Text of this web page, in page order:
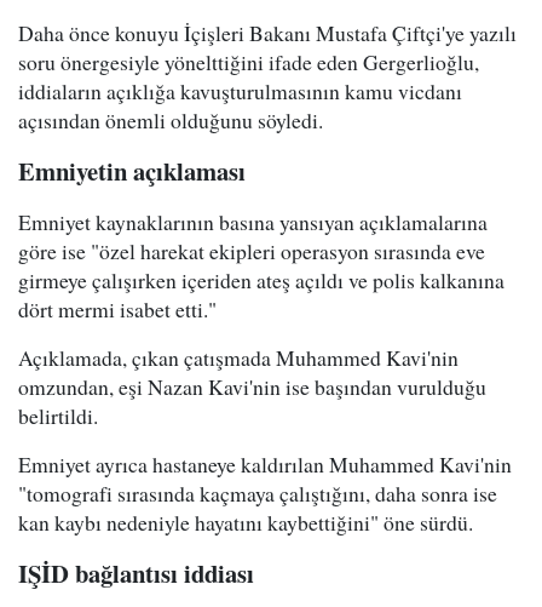
Daha önce konuyu İçişleri Bakanı Mustafa Çiftçi'ye yazılı
soru önergesiyle yönelttiğini ifade eden Gergerlioğlu,
iddiaların açıklığa kavuşturulmasının kamu vicdanı
açısından önemli olduğunu söyledi.
Emniyetin açıklaması
Emniyet kaynaklarının basına yansıyan açıklamalarına
göre ise "özel harekat ekipleri operasyon sırasında eve
girmeye çalışırken içeriden ateş açıldı ve polis kalkanına
dört mermi isabet etti."
Açıklamada, çıkan çatışmada Muhammed Kavi'nin
omzundan, eşi Nazan Kavi'nin ise başından vurulduğu
belirtildi.
Emniyet ayrıca hastaneye kaldırılan Muhammed Kavi'nin
"tomografi sırasında kaçmaya çalıştığını, daha sonra ise
kan kaybı nedeniyle hayatını kaybettiğini" öne sürdü.
IŞİD bağlantısı iddiası